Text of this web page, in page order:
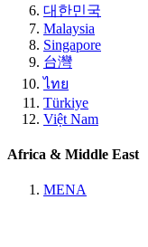
대한민국
Malaysia
Singapore
台灣
ไทย
Türkiye
Việt Nam
Africa & Middle East
MENA